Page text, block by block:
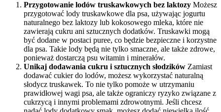
Przygotowanie lodów truskawkowych bez laktozy Możesz
przygotować lody truskawkowe dla psa, używając jogurtu
naturalnego bez laktozy lub kokosowego mleka, które nie
zawierają cukru ani sztucznych dodatków. Truskawki mogą
być dodane w postaci puree, co będzie bezpieczne i korzystne
dla psa. Takie lody będą nie tylko smaczne, ale także zdrowe,
ponieważ dostarczą psu witamin i minerałów.
Unikaj dodawania cukru i sztucznych słodzików Zamiast
dodawać cukier do lodów, możesz wykorzystać naturalną
słodycz truskawek. To nie tylko pomoże w utrzymaniu
prawidłowej wagi psa, ale także ograniczy ryzyko związane z
cukrzycą i innymi problemami zdrowotnymi. Jeśli chcesz